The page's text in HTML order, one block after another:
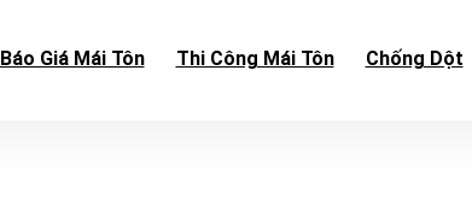
Báo Giá Mái Tôn Thi Công Mái Tôn Chống Dột